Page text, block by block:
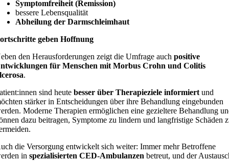
Symptomfreiheit (Remission)
bessere Lebensqualität
Abheilung der Darmschleimhaut
geben Hoffnung
den Herausforderungen zeigt die Umfrage auchpositive
für Menschen mit Morbus Crohn und Colitis
.
sind heutebesser über Therapieziele informiert und
stärker in Entscheidungen über ihre Behandlung eingebunden
Moderne Therapien ermöglichen eine gezieltere Behandlung
dazu beitragen, Symptome zu lindern und langfristige Schäden
die Versorgung entwickelt sich weiter: Immer mehr Betroffene
inspezialisierten CED-Ambulanzen betreut, und der